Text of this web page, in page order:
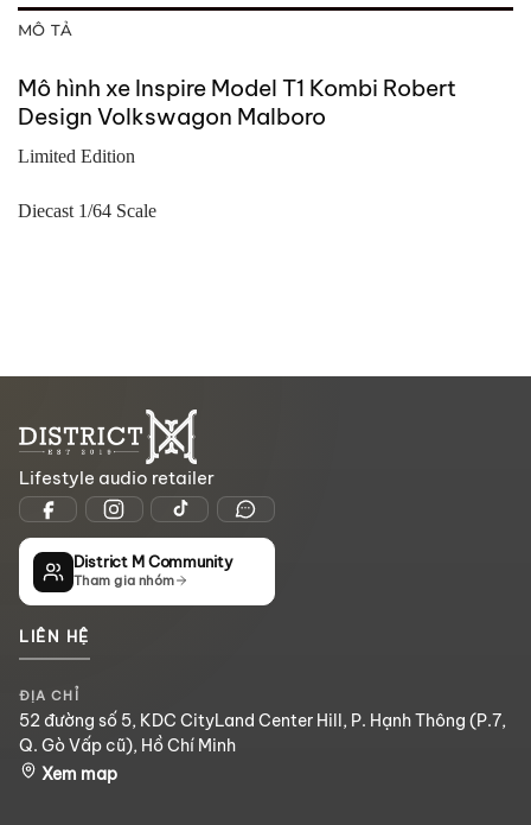
MÔ TẢ
Mô hình xe Inspire Model T1 Kombi Robert
Design Volkswagon Malboro
Limited Edition
Diecast 1/64 Scale
Lifestyle audio retailer
District M Community
Tham gia nhóm
LIÊN HỆ
ĐỊA CHỈ
52 đường số 5, KDC CityLand Center Hill, P. Hạnh Thông (P.7,
Q. Gò Vấp cũ), Hồ Chí Minh
Xem map